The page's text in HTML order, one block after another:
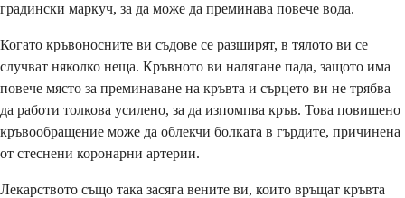
градински маркуч, за да може да преминава повече вода.
Когато кръвоносните ви съдове се разширят, в тялото ви се
случват няколко неща. Кръвното ви налягане пада, защото има
повече място за преминаване на кръвта и сърцето ви не трябва
да работи толкова усилено, за да изпомпва кръв. Това повишено
кръвообращение може да облекчи болката в гърдите, причинена
от стеснени коронарни артерии.
Лекарството също така засяга вените ви, които връщат кръвта